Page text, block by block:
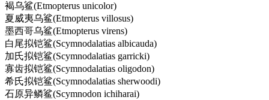
褐乌鲨(Etmopterus unicolor)
夏威夷乌鲨(Etmopterus villosus)
墨西哥乌鲨(Etmopterus virens)
白尾拟铠鲨(Scymnodalatias albicauda)
加氏拟铠鲨(Scymnodalatias garricki)
寡齿拟铠鲨(Scymnodalatias oligodon)
希氏拟铠鲨(Scymnodalatias sherwoodi)
石原异鳞鲨(Scymnodon ichiharai)